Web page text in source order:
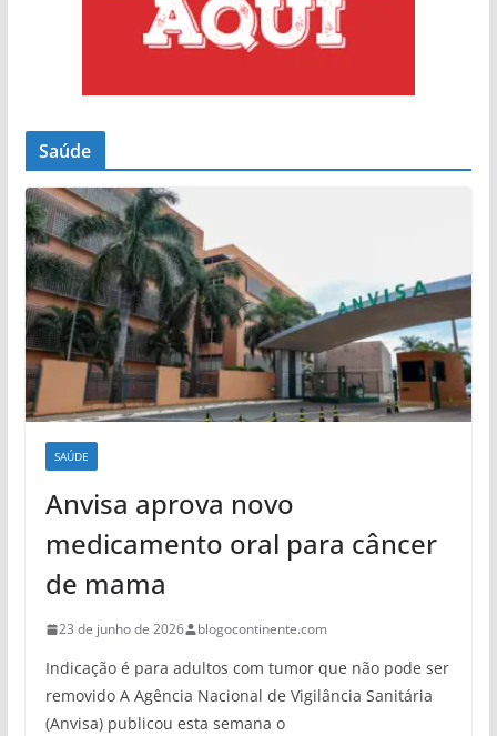
Saúde
SAÚDE
Anvisa aprova novo
medicamento oral para câncer
de mama
23 de junho de 2026 blogocontinente.com
Indicação é para adultos com tumor que não pode ser
removido A Agência Nacional de Vigilância Sanitária
(Anvisa) publicou esta semana o